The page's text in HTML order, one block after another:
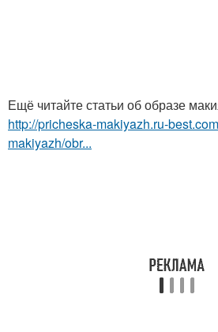
Ещё читайте статьи об образе
http://pricheska-makiyazh.ru-
makiyazh/obr...